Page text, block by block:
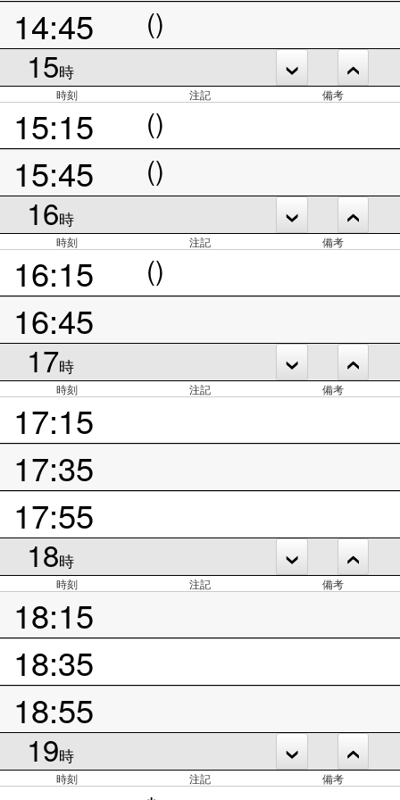
14:45
()
15時
時刻 注記 備考
15:15 ()
15:45 ()
16時
時刻 注記 備考
16:15 ()
16:45
17時
時刻 注記 備考
17:15
17:35
17:55
18時
時刻 注記 備考
18:15
18:35
18:55
19時
時刻 注記 備考